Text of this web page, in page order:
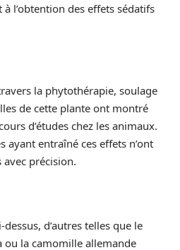
l’obtention des effets sédatifs
la phytothérapie, soulage
de cette plante ont montré
d’études chez les animaux.
ayant entraîné ces effets n’ont
avec précision.
d’autres telles que le
ou la camomille allemande